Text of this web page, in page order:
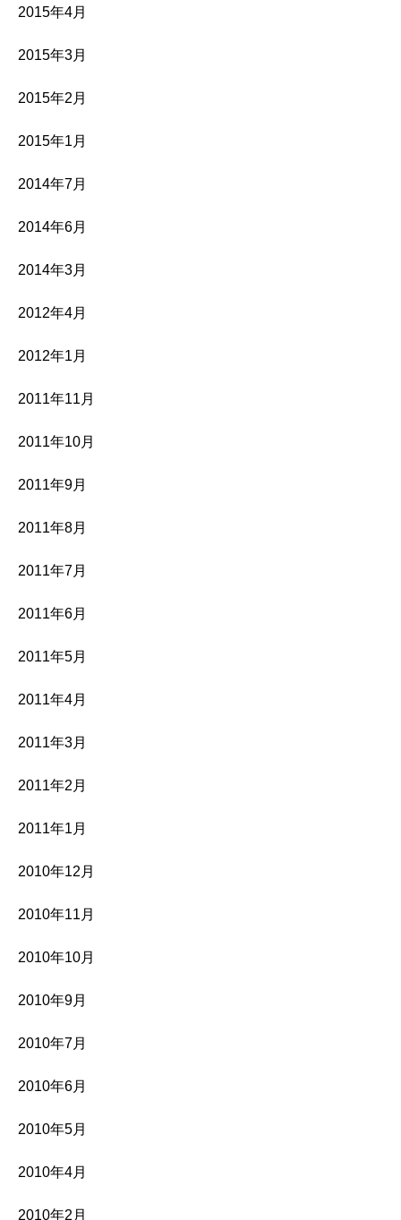
2015年4月
2015年3月
2015年2月
2015年1月
2014年7月
2014年6月
2014年3月
2012年4月
2012年1月
2011年11月
2011年10月
2011年9月
2011年8月
2011年7月
2011年6月
2011年5月
2011年4月
2011年3月
2011年2月
2011年1月
2010年12月
2010年11月
2010年10月
2010年9月
2010年7月
2010年6月
2010年5月
2010年4月
2010年2月